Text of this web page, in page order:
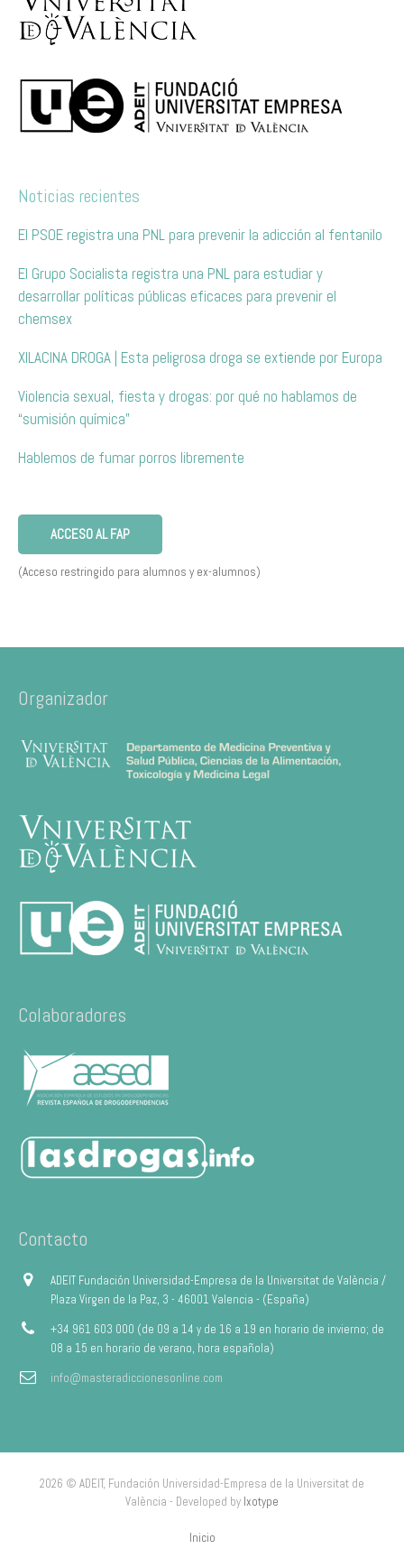
Noticias recientes
El PSOE registra una PNL para prevenir la adicción al fentanilo
El Grupo Socialista registra una PNL para estudiar y
desarrollar políticas públicas eficaces para prevenir el
chemsex
XILACINA DROGA | Esta peligrosa droga se extiende por Europa
Violencia sexual, fiesta y drogas: por qué no hablamos de
“sumisión química”
Hablemos de fumar porros libremente
ACCESO AL FAP
(Acceso restringido para alumnos y ex-alumnos)
Organizador
Colaboradores
Contacto
ADEIT Fundación Universidad-Empresa de la Universitat de València /
Plaza Virgen de la Paz, 3 - 46001 Valencia - (España)
+34 961 603 000 (de 09 a 14 y de 16 a 19 en horario de invierno; de
08 a 15 en horario de verano, hora española)
info@masteradiccionesonline.com
2026 © ADEIT, Fundación Universidad-Empresa de la Universitat de
València - Developed by Ixotype
Inicio